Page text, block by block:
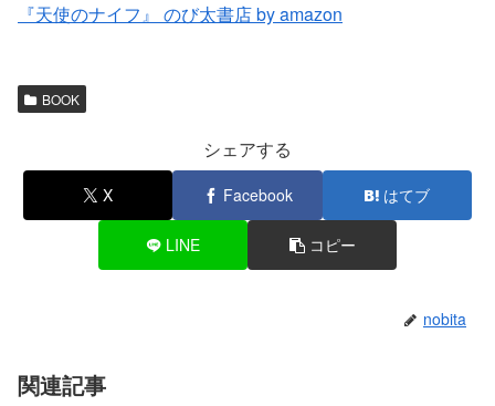
『天使のナイフ』 のび太書店 by amazon
BOOK
シェアする
X Facebook はてブ
LINE コピー
nobita
関連記事